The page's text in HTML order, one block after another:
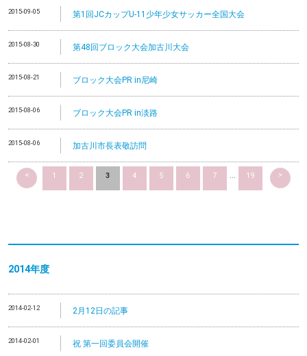
2015-09-05 第1回JCカップU-11少年少女サッカー全国大会
2015-08-30 第48回ブロック大会加古川大会
2015-08-21 ブロック大会PR in尼崎
2015-08-06 ブロック大会PR in淡路
2015-08-06 加古川市長表敬訪問
< 1 2 3 4 5 6 7 ... 19 >
2014年度
2014-02-12 2月12日の記事
2014-02-01 祝 第一回委員会開催